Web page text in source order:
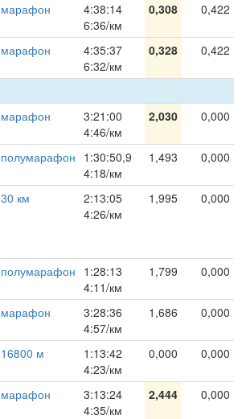
марафон
4:38:14
6:36/км
0,308 0,422
марафон
4:35:37
6:32/км
0,328 0,422
марафон
3:21:00
4:46/км
2,030 0,000
полумарафон 1:30:50,9
4:18/км
1,493 0,000
30 км
2:13:05
4:26/км
1,995 0,000
полумарафон 1:28:13
4:11/км
1,799 0,000
марафон
3:28:36
4:57/км
1,686 0,000
16800 м
1:13:42
4:23/км
0,000 0,000
марафон
3:13:24
4:35/км
2,444 0,000